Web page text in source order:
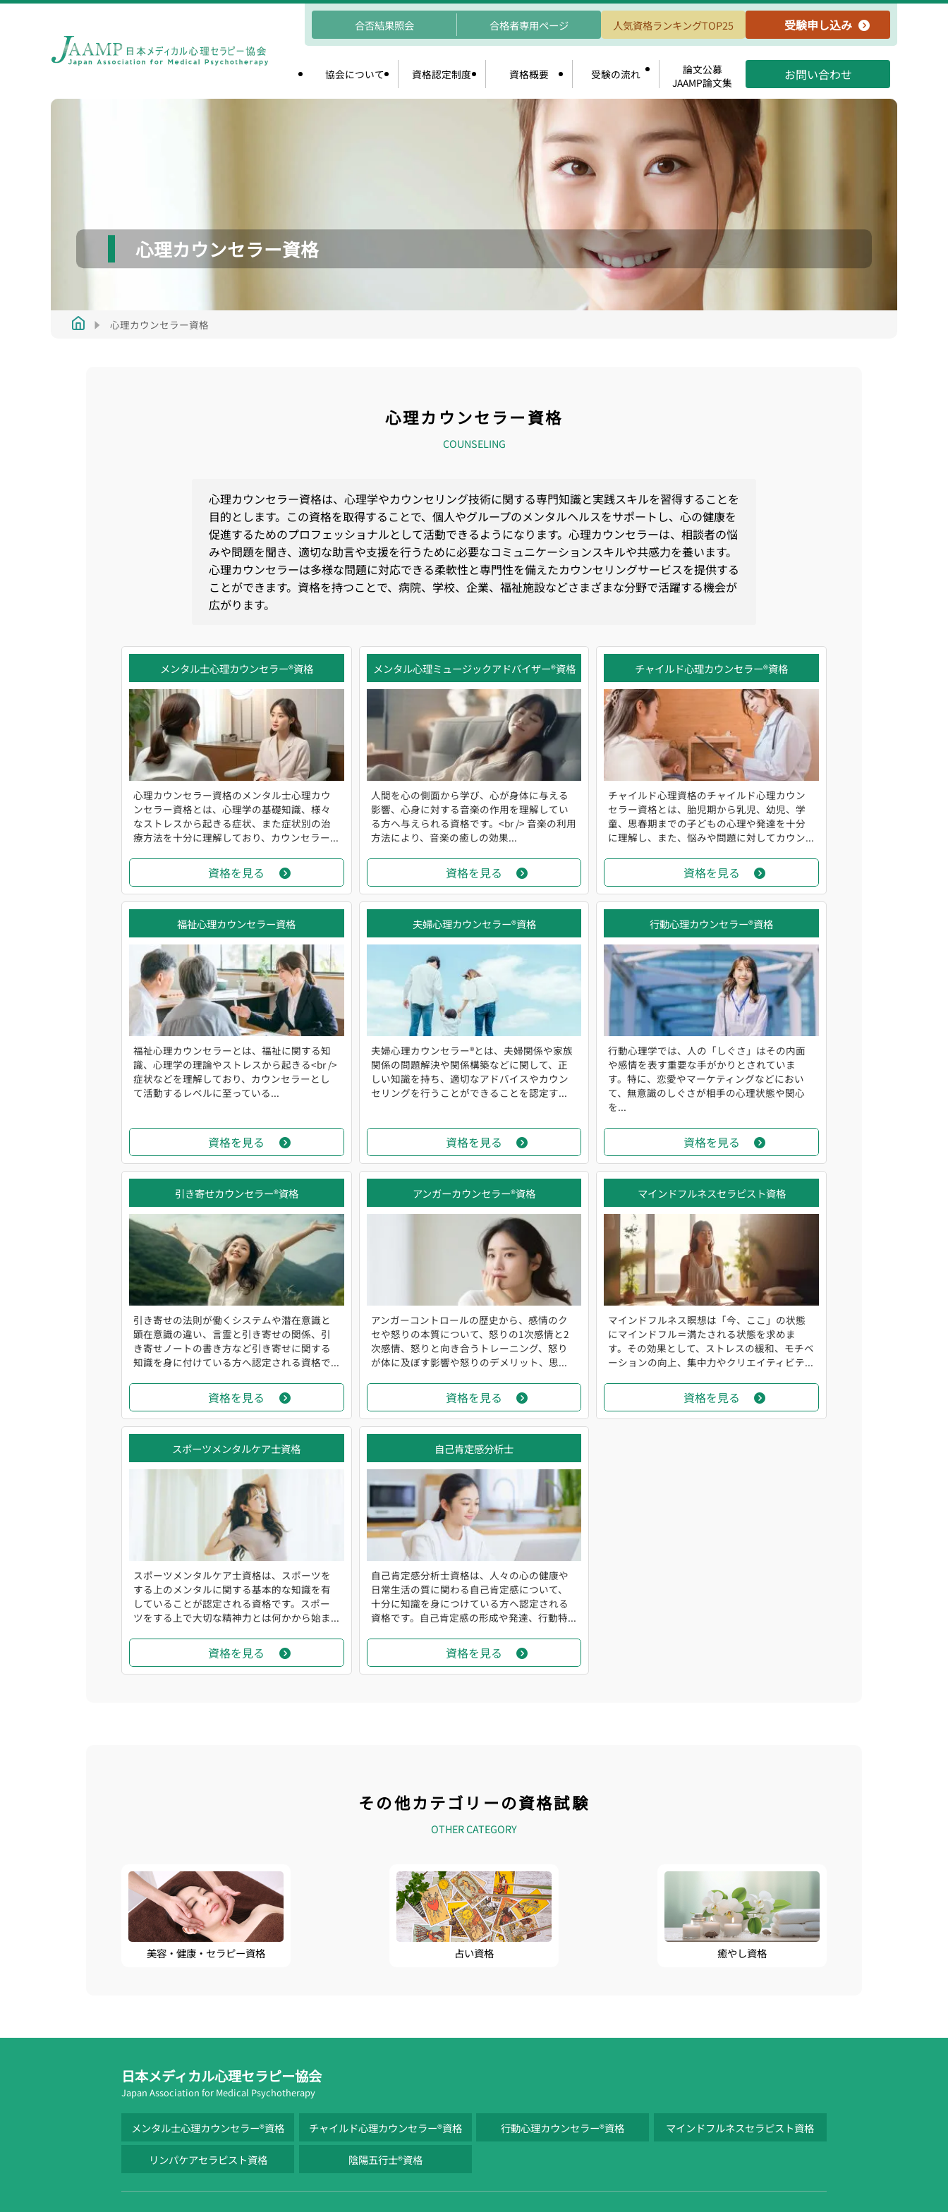
合否結果照会 合格者専用ページ 人気資格ランキングTOP25 受験申し込み
協会について 資格認定制度 資格概要 受験の流れ
論文公募
JAAMP論文集
お問い合わせ
心理カウンセラー資格
心理カウンセラー資格
心理カウンセラー資格
COUNSELING
心理カウンセラー資格は、心理学やカウンセリング技術に関する専門知識と実践スキルを習得することを
目的とします。この資格を取得することで、個人やグループのメンタルヘルスをサポートし、心の健康を
促進するためのプロフェッショナルとして活動できるようになります。心理カウンセラーは、相談者の悩
みや問題を聞き、適切な助言や支援を行うために必要なコミュニケーションスキルや共感力を養います。
心理カウンセラーは多様な問題に対応できる柔軟性と専門性を備えたカウンセリングサービスを提供する
ことができます。資格を持つことで、病院、学校、企業、福祉施設などさまざまな分野で活躍する機会が
広がります。
メンタル士心理カウンセラー®資格
心理カウンセラー資格のメンタル士心理カウ
ンセラー資格とは、心理学の基礎知識、様々
なストレスから起きる症状、また症状別の治
療方法を十分に理解しており、カウンセラー...
資格を見る
メンタル心理ミュージックアドバイザー®資格
人間を心の側面から学び、心が身体に与える
影響、心身に対する音楽の作用を理解してい
る方へ与えられる資格です。<br /> 音楽の利用
方法により、音楽の癒しの効果...
資格を見る
チャイルド心理カウンセラー®資格
チャイルド心理資格のチャイルド心理カウン
セラー資格とは、胎児期から乳児、幼児、学
童、思春期までの子どもの心理や発達を十分
に理解し、また、悩みや問題に対してカウン...
資格を見る
福祉心理カウンセラー資格
福祉心理カウンセラーとは、福祉に関する知
識、心理学の理論やストレスから起きる<br />
症状などを理解しており、カウンセラーとし
て活動するレベルに至っている...
資格を見る
夫婦心理カウンセラー®資格
夫婦心理カウンセラー®とは、夫婦関係や家族
関係の問題解決や関係構築などに関して、正
しい知識を持ち、適切なアドバイスやカウン
セリングを行うことができることを認定す...
資格を見る
行動心理カウンセラー®資格
行動心理学では、人の「しぐさ」はその内面
や感情を表す重要な手がかりとされていま
す。特に、恋愛やマーケティングなどにおい
て、無意識のしぐさが相手の心理状態や関心
を...
資格を見る
引き寄せカウンセラー®資格
引き寄せの法則が働くシステムや潜在意識と
顕在意識の違い、言霊と引き寄せの関係、引
き寄せノートの書き方など引き寄せに関する
知識を身に付けている方へ認定される資格で...
資格を見る
アンガーカウンセラー®資格
アンガーコントロールの歴史から、感情のク
セや怒りの本質について、怒りの1次感情と2
次感情、怒りと向き合うトレーニング、怒り
が体に及ぼす影響や怒りのデメリット、思...
資格を見る
マインドフルネスセラピスト資格
マインドフルネス瞑想は「今、ここ」の状態
にマインドフル＝満たされる状態を求めま
す。その効果として、ストレスの緩和、モチベ
ーションの向上、集中力やクリエイティビテ...
資格を見る
スポーツメンタルケア士資格
スポーツメンタルケア士資格は、スポーツを
する上のメンタルに関する基本的な知識を有
していることが認定される資格です。スポー
ツをする上で大切な精神力とは何かから始ま...
資格を見る
自己肯定感分析士
自己肯定感分析士資格は、人々の心の健康や
日常生活の質に関わる自己肯定感について、
十分に知識を身につけている方へ認定される
資格です。自己肯定感の形成や発達、行動特...
資格を見る
その他カテゴリーの資格試験
OTHER CATEGORY
美容・健康・セラピー資格 占い資格 癒やし資格
日本メディカル心理セラピー協会
Japan Association for Medical Psychotherapy
メンタル士心理カウンセラー®資格 チャイルド心理カウンセラー®資格 行動心理カウンセラー®資格 マインドフルネスセラピスト資格
リンパケアセラピスト資格 陰陽五行士®資格